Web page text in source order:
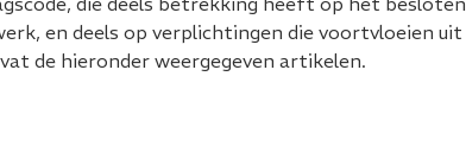
en deels op verplichtingen die voortvloeien uit
de hieronder weergegeven artikelen.